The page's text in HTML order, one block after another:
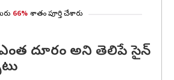
66% శాతం పూర్తి చేశారు
దూరం అని తెలిపే సైన్